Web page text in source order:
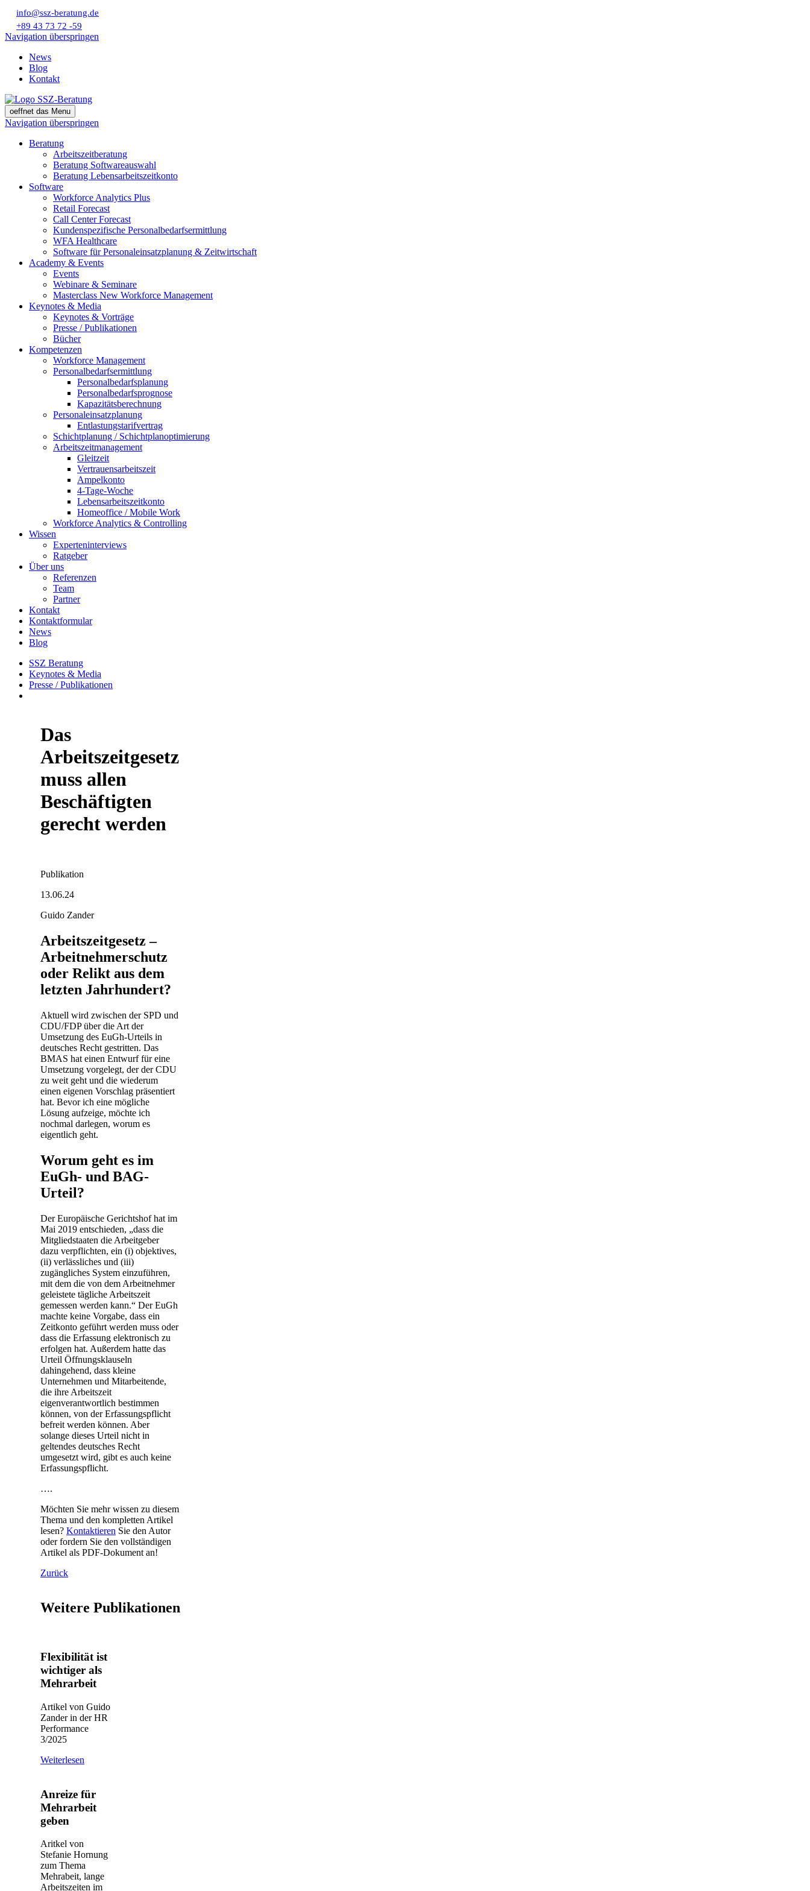
info@ssz-beratung.de
+89 43 73 72 -59
Navigation überspringen
News
Blog
Kontakt
oeffnet das Menu
Navigation überspringen
Beratung
Arbeitszeitberatung
Beratung Softwareauswahl
Beratung Lebensarbeitszeitkonto
Software
Workforce Analytics Plus
Retail Forecast
Call Center Forecast
Kundenspezifische Personalbedarfsermittlung
WFA Healthcare
Software für Personaleinsatzplanung & Zeitwirtschaft
Academy & Events
Events
Webinare & Seminare
Masterclass New Workforce Management
Keynotes & Media
Keynotes & Vorträge
Presse / Publikationen
Bücher
Kompetenzen
Workforce Management
Personalbedarfsermittlung
Personalbedarfsplanung
Personalbedarfsprognose
Kapazitätsberechnung
Personaleinsatzplanung
Entlastungstarifvertrag
Schichtplanung / Schichtplanoptimierung
Arbeitszeitmanagement
Gleitzeit
Vertrauensarbeitszeit
Ampelkonto
4-Tage-Woche
Lebensarbeitszeitkonto
Homeoffice / Mobile Work
Workforce Analytics & Controlling
Wissen
Experteninterviews
Ratgeber
Über uns
Referenzen
Team
Partner
Kontakt
Kontaktformular
News
Blog
SSZ Beratung
Keynotes & Media
Presse / Publikationen
Das
Arbeitszeitgesetz
muss allen
Beschäftigten
gerecht werden
Publikation
13.06.24
Guido Zander
Arbeitszeitgesetz –
Arbeitnehmerschutz
oder Relikt aus dem
letzten Jahrhundert?
Aktuell wird zwischen der SPD und
CDU/FDP über die Art der
Umsetzung des EuGh-Urteils in
deutsches Recht gestritten. Das
BMAS hat einen Entwurf für eine
Umsetzung vorgelegt, der der CDU
zu weit geht und die wiederum
einen eigenen Vorschlag präsentiert
hat. Bevor ich eine mögliche
Lösung aufzeige, möchte ich
nochmal darlegen, worum es
eigentlich geht.
Worum geht es im
EuGh- und BAG-
Urteil?
Der Europäische Gerichtshof hat im
Mai 2019 entschieden, „dass die
Mitgliedstaaten die Arbeitgeber
dazu verpflichten, ein (i) objektives,
(ii) verlässliches und (iii)
zugängliches System einzuführen,
mit dem die von dem Arbeitnehmer
geleistete tägliche Arbeitszeit
gemessen werden kann.“ Der EuGh
machte keine Vorgabe, dass ein
Zeitkonto geführt werden muss oder
dass die Erfassung elektronisch zu
erfolgen hat. Außerdem hatte das
Urteil Öffnungsklauseln
dahingehend, dass kleine
Unternehmen und Mitarbeitende,
die ihre Arbeitszeit
eigenverantwortlich bestimmen
können, von der Erfassungspflicht
befreit werden können. Aber
solange dieses Urteil nicht in
geltendes deutsches Recht
umgesetzt wird, gibt es auch keine
Erfassungspflicht.
….
Möchten Sie mehr wissen zu diesem
Thema und den kompletten Artikel
lesen? Kontaktieren Sie den Autor
oder fordern Sie den vollständigen
Artikel als PDF-Dokument an!
Zurück
Weitere Publikationen
Flexibilität ist
wichtiger als
Mehrarbeit
Artikel von Guido
Zander in der HR
Performance
3/2025
Weiterlesen
Anreize für
Mehrarbeit
geben
Aritkel von
Stefanie Hornung
zum Thema
Mehrabeit, lange
Arbeitszeiten im